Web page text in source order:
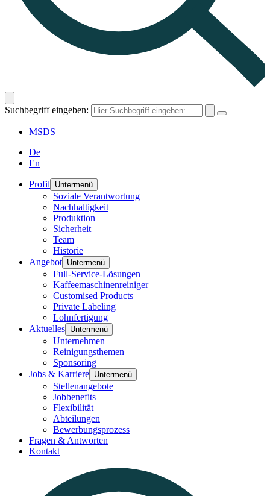
Suchbegriff eingeben:
MSDS
De
En
Profil Untermenü
Soziale Verantwortung
Nachhaltigkeit
Produktion
Sicherheit
Team
Historie
Angebot Untermenü
Full-Service-Lösungen
Kaffeemaschinenreiniger
Customised Products
Private Labeling
Lohnfertigung
Aktuelles Untermenü
Unternehmen
Reinigungsthemen
Sponsoring
Jobs & Karriere Untermenü
Stellenangebote
Jobbenefits
Flexibilität
Abteilungen
Bewerbungsprozess
Fragen & Antworten
Kontakt